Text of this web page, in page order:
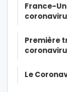
France-
Première
Le